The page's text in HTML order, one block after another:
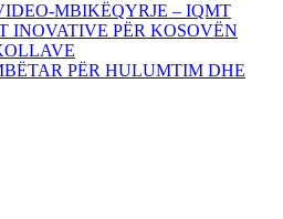
MBIKËQYRJE – IQMT
INOVATIVE PËR KOSOVËN
PËR HULUMTIM DHE